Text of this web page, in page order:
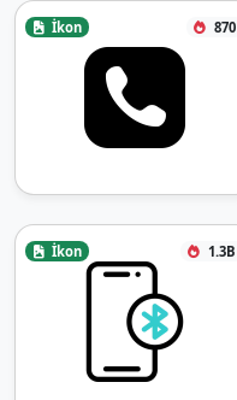
İkon 870
İkon 1.3B